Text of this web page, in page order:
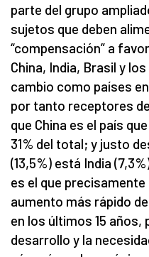
parte del grupo
sujetos que deben
“compensación” a
China, India, Brasil y
cambio como países
por tanto receptores
que China es el país
31% del total; y justo
(13,5%) está India
es el que
aumento más rápido
en los últimos 15 años,
desarrollo y la